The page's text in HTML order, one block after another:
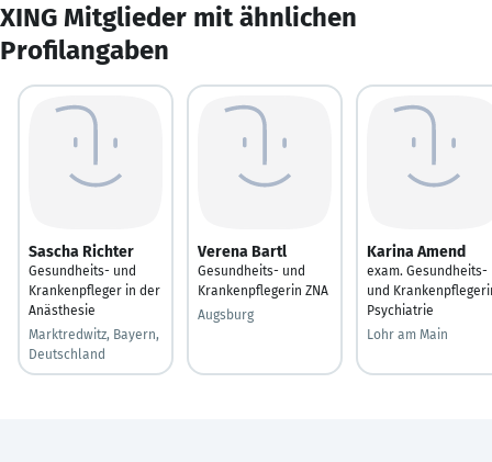
XING Mitglieder mit ähnlichen
Profilangaben
Sascha Richter
Gesundheits- und
Krankenpfleger in der
Anästhesie
Marktredwitz, Bayern,
Deutschland
Verena Bartl
Gesundheits- und
Krankenpflegerin ZNA
Augsburg
Karina Amend
exam. Gesundheits-
und
Psychiatrie
Lohr am Main